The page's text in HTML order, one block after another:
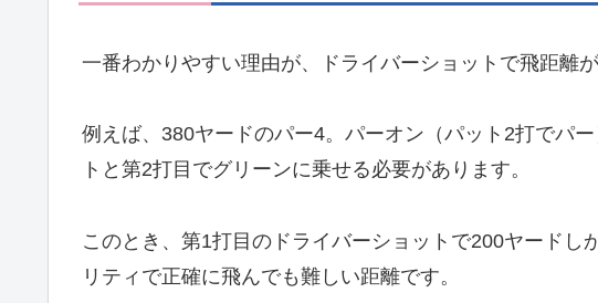
一番わかりやすい理由が、ドライバーショットで飛距離が
例えば、380ヤードのパー4。パーオン（パット2打でパ
トと第2打目でグリーンに乗せる必要があります。
このとき、第1打目のドライバーショットで200ヤードし
リティで正確に飛んでも難しい距離です。